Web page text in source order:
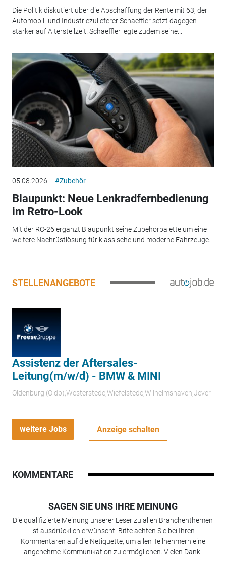
Die Politik diskutiert über die Abschaffung der Rente mit 63, der
Automobil- und Industriezulieferer Schaeffler setzt dagegen
stärker auf Altersteilzeit. Schaeffler legte zudem seine...
05.08.2026 #Zubehör
Blaupunkt: Neue Lenkradfernbedienung
im Retro-Look
Mit der RC-26 ergänzt Blaupunkt seine Zubehörpalette um eine
weitere Nachrüstlösung für klassische und moderne Fahrzeuge.
STELLENANGEBOTE
Assistenz der Aftersales-
Leitung(m/w/d) - BMW & MINI
Oldenburg (Oldb);Westerstede;Wiefelstede;Wilhelmshaven;Jever
weitere Jobs Anzeige schalten
KOMMENTARE
SAGEN SIE UNS IHRE MEINUNG
Die qualifizierte Meinung unserer Leser zu allen Branchenthemen
ist ausdrücklich erwünscht. Bitte achten Sie bei Ihren
Kommentaren auf die Netiquette, um allen Teilnehmern eine
angenehme Kommunikation zu ermöglichen. Vielen Dank!